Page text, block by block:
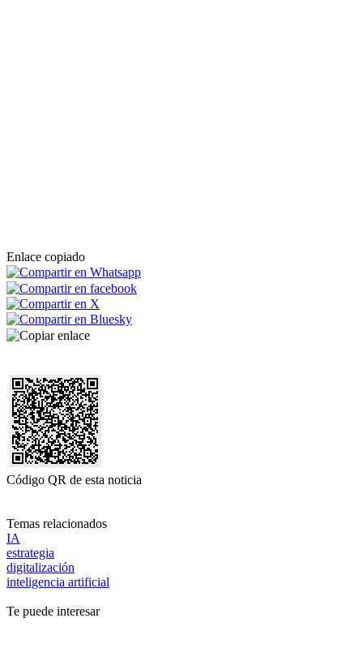
Enlace copiado
Código QR de esta noticia
Temas relacionados
IA
estrategia
digitalización
inteligencia artificial
Te puede interesar